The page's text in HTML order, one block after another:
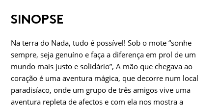
SINOPSE
Na terra do Nada, tudo é possível! Sob o mote “sonhe
sempre, seja genuíno e faça a diferença em prol de um
mundo mais justo e solidário”, A mão que chegava ao
coração é uma aventura mágica, que decorre num local
paradisíaco, onde um grupo de três amigos vive uma
aventura repleta de afectos e com ela nos mostra a